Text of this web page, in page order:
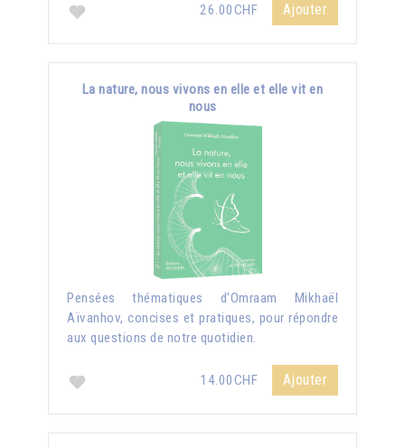
26.00CHF Ajouter
La nature, nous vivons en elle et elle vit en
nous
Pensées thématiques d'Omraam Mikhaël
Aïvanhov, concises et pratiques, pour répondre
aux questions de notre quotidien.
14.00CHF Ajouter